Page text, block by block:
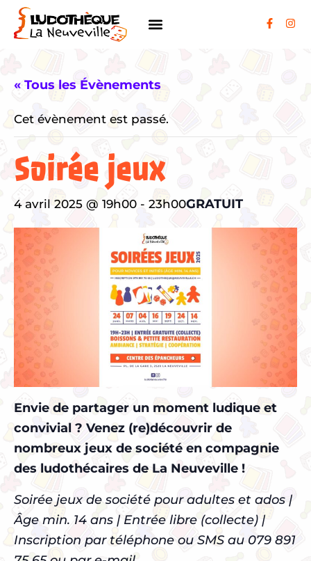
« Tous les Évènements
Cet évènement est passé.
Soirée jeux
4 avril 2025 @ 19h00 - 23h00GRATUIT
Envie de partager un moment ludique et
convivial ? Venez (re)découvrir de
nombreux jeux de société en compagnie
des ludothécaires de La Neuveville !
Soirée jeux de société pour adultes et ados |
Âge min. 14 ans | Entrée libre (collecte) |
Inscription par téléphone ou SMS au 079 891